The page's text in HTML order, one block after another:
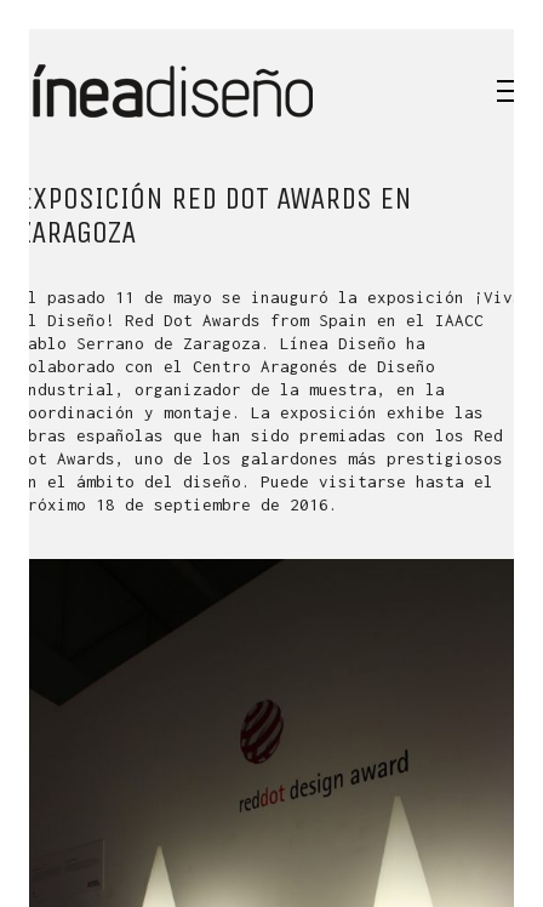
EXPOSICIÓN RED DOT AWARDS EN
ZARAGOZA
El pasado 11 de mayo se inauguró la exposición ¡Viva
el Diseño! Red Dot Awards from Spain en el IAACC
Pablo Serrano de Zaragoza. Línea Diseño ha
colaborado con el Centro Aragonés de Diseño
Industrial, organizador de la muestra, en la
coordinación y montaje. La exposición exhibe las
obras españolas que han sido premiadas con los Red
Dot Awards, uno de los galardones más prestigiosos
en el ámbito del diseño. Puede visitarse hasta el
próximo 18 de septiembre de 2016.